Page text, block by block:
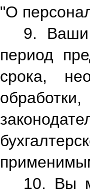
"О
9. Ваши
период
срока,
10. Вы